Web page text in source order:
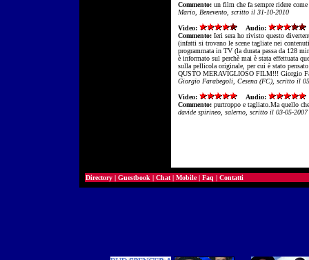
Commento: un film che fa sempre ridere
Mario, Benevento, scritto il 31-10-2010
Video:
Audio:
Commento: Ieri sera ho rivisto questo
(infatti si trovano le scene tagliate nei
programmata in TV (la durata passa da 128
è informato sul perchè mai è stata effettuata
sulla pellicola originale, per cui è stato
QUSTO MERAVIGLIOSO FILM!!! Giorgio
Giorgio Farabegoli, Cesena (FC), scritto il
Video:
Audio:
Commento: purtroppo e tagliato.Ma quello
davide spirineo, salerno, scritto il 03-05-2007
Directory | Guestbook | Chat | Mobile| Faq | Contatti